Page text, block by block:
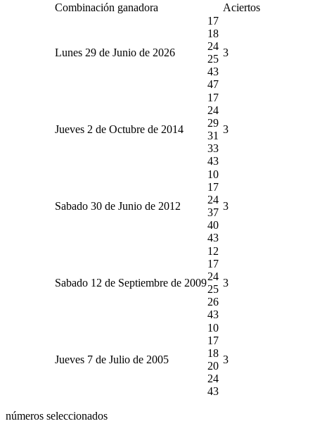
Combinación ganadora Aciertos
Lunes 29 de Junio de 2026
17
18
24
25
43
47
3
Jueves 2 de Octubre de 2014
17
24
29
31
33
43
3
Sabado 30 de Junio de 2012
10
17
24
37
40
43
3
Sabado 12 de Septiembre de 2009
12
17
24
25
26
43
3
Jueves 7 de Julio de 2005
10
17
18
20
24
43
3
números seleccionados